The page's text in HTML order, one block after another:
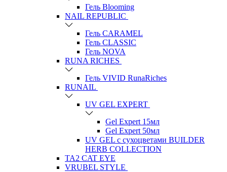
Гель Blooming
NAIL REPUBLIC
Гель CARAMEL
Гель CLASSIC
Гель NOVA
RUNA RICHES
Гель VIVID RunaRiches
RUNAIL
UV GEL EXPERT
Gel Expert 15мл
Gel Expert 50мл
UV GEL с сухоцветами BUILDER
HERB COLLECTION
TA2 CAT EYE
VRUBEL STYLE